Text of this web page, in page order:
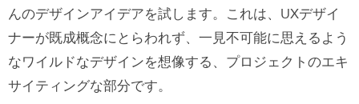
UXPinによるモバイルアプリのプロトタイ
プ作成
んのデザインアイデアを試します。これは、UXデザイ
ナーが既成概念にとらわれず、一見不可能に思えるよう
なワイルドなデザインを想像する、プロジェクトのエキ
サイティングな部分です。